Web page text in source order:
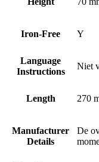
Iron-Free Y
Language
Instructions
Niet
Length 270
Manufacturer
Details
De